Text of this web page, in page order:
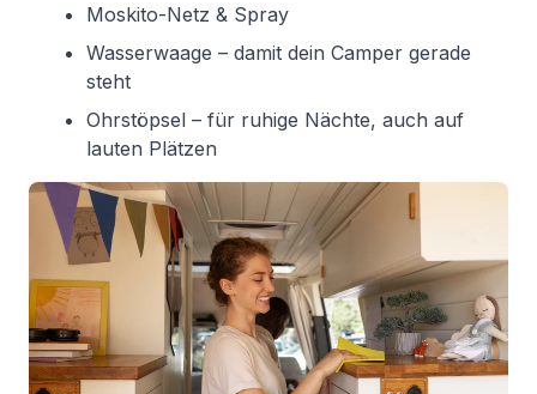
Moskito-Netz & Spray
Wasserwaage – damit dein Camper gerade
steht
Ohrstöpsel – für ruhige Nächte, auch auf
lauten Plätzen